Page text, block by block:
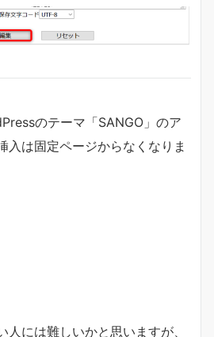
のテーマ「SANGO」のア
入は固定ページからなくなりま
人には難しいかと思いますが、